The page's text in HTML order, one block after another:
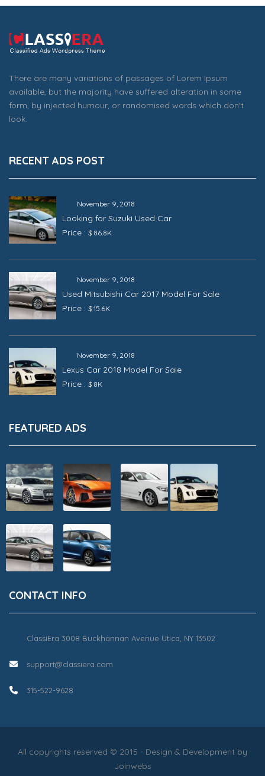
There are many variations of passages of Lorem Ipsum
available, but the majority have suffered alteration in some
form, by injected humour, or randomised words which don't
look.
RECENT ADS POST
November 9, 2018
Looking for Suzuki Used Car
Price : $ 86.8K
November 9, 2018
Used Mitsubishi Car 2017 Model For Sale
Price : $ 15.6K
November 9, 2018
Lexus Car 2018 Model For Sale
Price : $ 8K
FEATURED ADS
CONTACT INFO
ClassiEra 3008 Buckhannan Avenue Utica, NY 13502
support@classiera.com
315-522-9628
All copyrights reserved © 2015 - Design & Development by
Joinwebs